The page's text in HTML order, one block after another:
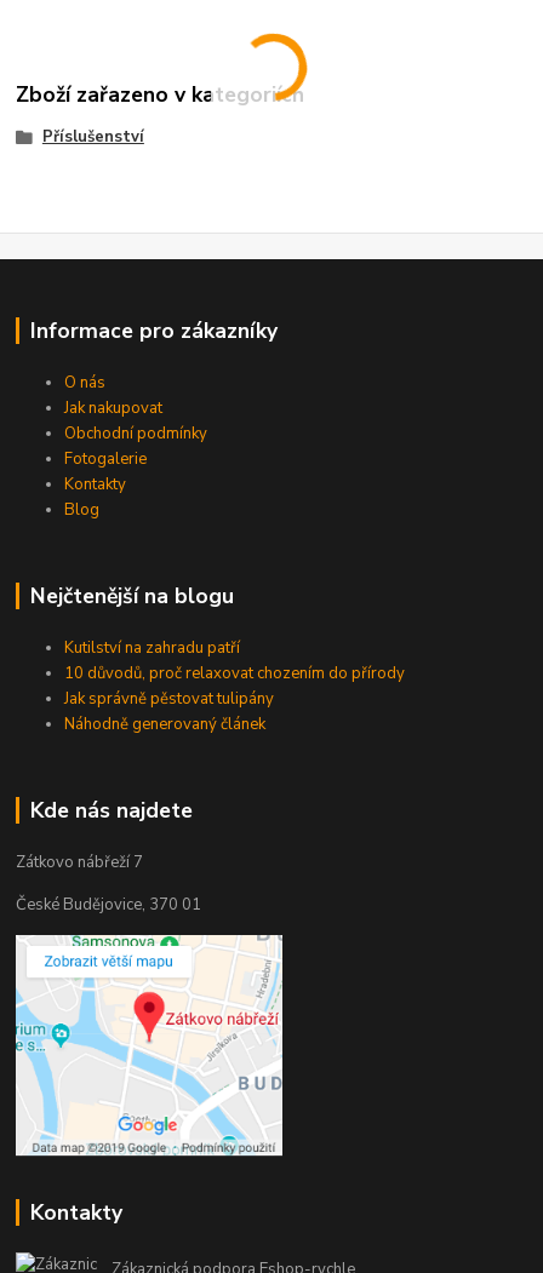
Zboží zařazeno v kategoriích
Příslušenství
Informace pro zákazníky
O nás
Jak nakupovat
Obchodní podmínky
Fotogalerie
Kontakty
Blog
Nejčtenější na blogu
Kutilství na zahradu patří
10 důvodů, proč relaxovat chozením do přírody
Jak správně pěstovat tulipány
Náhodně generovaný článek
Kde nás najdete
Zátkovo nábřeží 7
České Budějovice, 370 01
Kontakty